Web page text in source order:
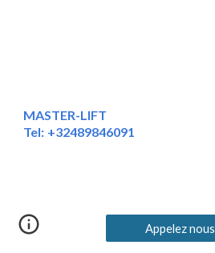
MASTER-LIFT
Tel: +32489846091
Appelez nous